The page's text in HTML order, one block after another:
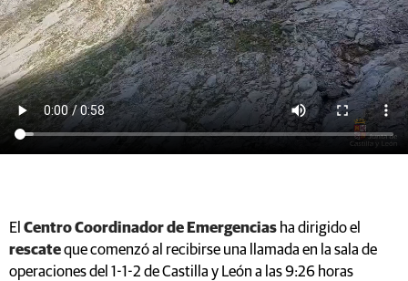
El Centro Coordinador de Emergencias ha dirigido el
rescateque comenzó al recibirse una llamada en la sala de
operaciones del 1-1-2 de Castilla y León a las 9:26 horas